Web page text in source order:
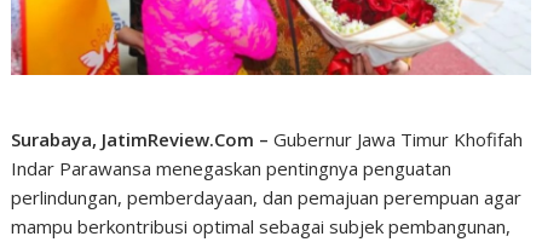
Surabaya, JatimReview.Com – Gubernur Jawa Timur Khofifah
Indar Parawansa menegaskan pentingnya penguatan
perlindungan, pemberdayaan, dan pemajuan perempuan agar
mampu berkontribusi optimal sebagai subjek pembangunan,